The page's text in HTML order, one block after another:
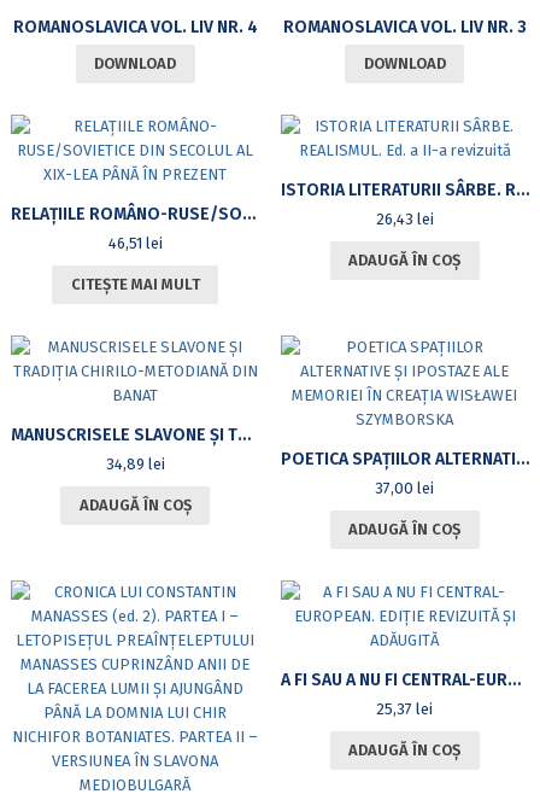
ROMANOSLAVICA VOL. LIV NR. 4
DOWNLOAD
ROMANOSLAVICA VOL. LIV NR. 3
DOWNLOAD
RELAȚIILE ROMÂNO-RUSE/SOVIETICE DIN SECOLUL AL XIX-LEA PÂNĂ ÎN PREZENT
46,51 lei
CITEȘTE MAI MULT
ISTORIA LITERATURII SÂRBE. REALISMUL. ED. A II-A REVIZUITĂ
26,43 lei
ADAUGĂ ÎN COȘ
MANUSCRISELE SLAVONE ȘI TRADIȚIA CHIRILO-METODIANĂ DIN BANAT
34,89 lei
ADAUGĂ ÎN COȘ
POETICA SPAŢIILOR ALTERNATIVE ŞI IPOSTAZE ALE MEMORIEI ÎN CREAŢIA WISŁAWEI SZYMBORSKA
37,00lei
ADAUGĂ ÎN COȘ
A FI SAU A NU FI CENTRAL-EUROPEAN. EDIȚIE REVIZUITĂ ȘI ADĂUGITĂ
25,37lei
ADAUGĂ ÎN COȘ